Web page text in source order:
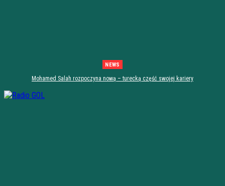
NEWS
Mohamed Salah rozpoczyna nową – turecką część swojej kariery